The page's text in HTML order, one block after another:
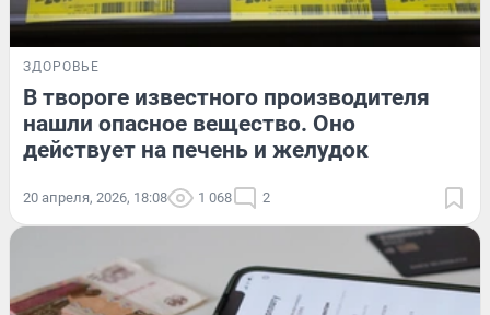
ЗДОРОВЬЕ
В твороге известного производителя
нашли опасное вещество. Оно
действует на печень и желудок
20 апреля, 2026, 18:08 1 068 2